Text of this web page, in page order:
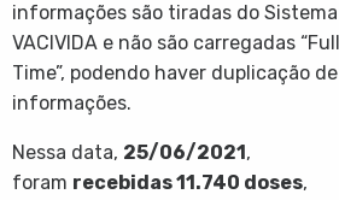
informações são tiradas do Sistema
VACIVIDA e não são carregadas “Full
Time”, podendo haver duplicação de
informações.
Nessa data, 25/06/2021 ,
foram recebidas11.740 doses,